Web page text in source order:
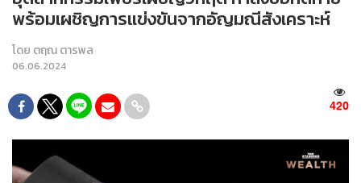
พร้อมเผชิญการแข่งขันจากอัญมณีสังเคราะห์
โดย ตฤณ ตารพล
06.06.2024
420